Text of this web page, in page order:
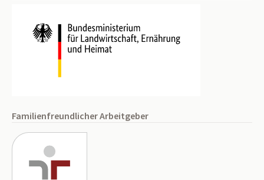
Familienfreundlicher Arbeitgeber